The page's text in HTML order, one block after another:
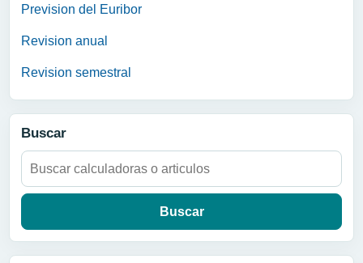
Prevision del Euribor
Revision anual
Revision semestral
Buscar
Buscar: